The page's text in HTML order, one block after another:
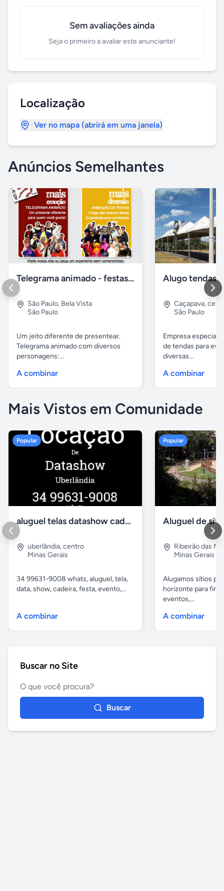
Sem avaliações ainda
Seja o primeiro a avaliar este anunciante!
Localização
Ver no mapa (abrirá em uma janela)
Anúncios Semelhantes
Telegrama animado - festas - presentes e eventos
São Paulo, Bela Vista
São Paulo
Um jeito diferente de presentear.
Telegrama animado com diversos
personagens:...
A combinar
Caçapava,
São Paulo
Empresa
de tendas para
diversas...
A combinar
Mais Vistos em Comunidade
Popular
aluguel telas datashow cadeiras uberlândia
uberlândia,centro
Minas Gerais
34 99631-9008 whats, aluguel, tela,
data, show, cadeira, festa, evento,...
A combinar
Popular
Ribeirão das
Minas Gerais
Alugamos sítios
horizonte para
eventos,...
A combinar
Buscar no Site
Buscar